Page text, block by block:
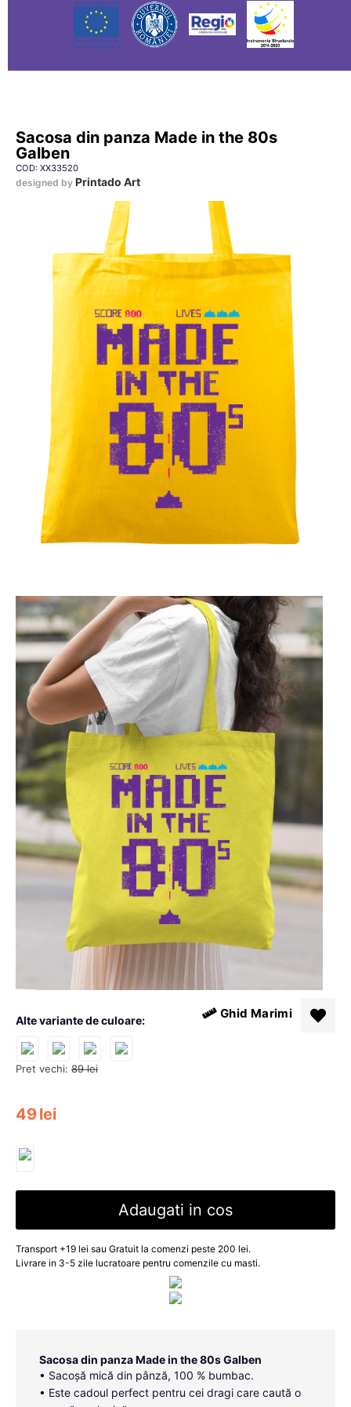
Sacosa din panza Made in the 80s
Galben
COD: XX33520
designed by Printado Art
Pret vechi: 89 lei
49lei
Alte variante de culoare: Ghid Marimi
Adaugati in cos
Transport +19 lei sau Gratuit la comenzi peste 200 lei.
Livrare in 3-5 zile lucratoare pentru comenzile cu masti.
Sacosa din panza Made in the 80s Galben
• Sacoșă mică din pânză, 100 % bumbac.
• Este cadoul perfect pentru cei dragi care caută o